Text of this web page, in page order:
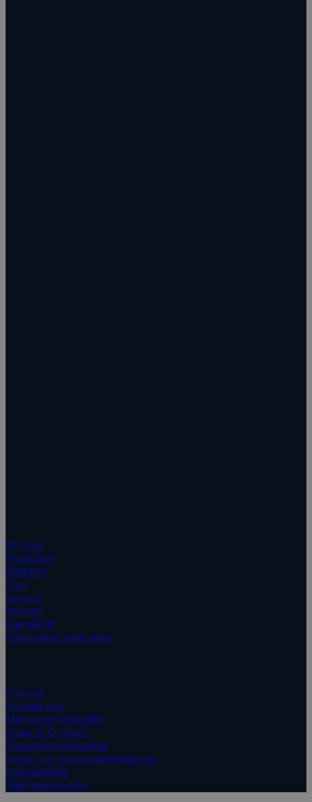
Om oss
Produkter
BlinkNet
Kurs
Service
Nyheter
Bærekraft
Påmelding nyhetsbrev
Support
Kontakt oss
Min konto nettbutikk
Code of Conduct
Personvernerklæring
Salgs- og leveringsbetingelser
Returordning
Medianedlasting